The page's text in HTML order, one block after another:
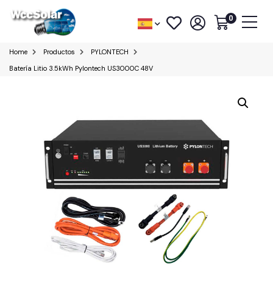
0
Home Productos
PYLONTECH
Batería Litio 3.5kWh Pylontech US3000C 48V